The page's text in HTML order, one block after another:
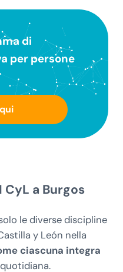
di
per persone
CyL a Burgos
le diverse discipline
y León nella
ciascuna integra